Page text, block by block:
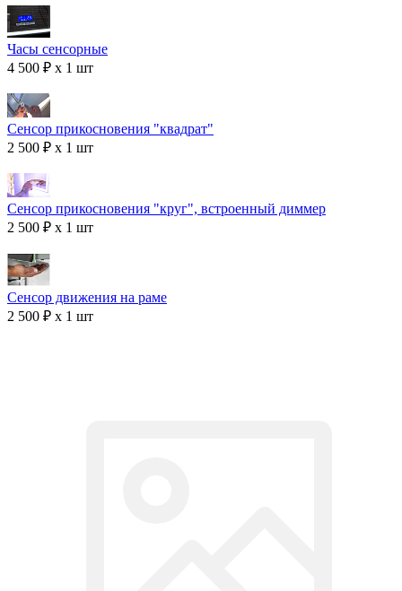
Часы сенсорные
4 500 ₽ x 1 шт
Сенсор прикосновения "квадрат"
2 500 ₽ x 1 шт
Сенсор прикосновения "круг", встроенный диммер
2 500 ₽ x 1 шт
Сенсор движения на раме
2 500 ₽ x 1 шт